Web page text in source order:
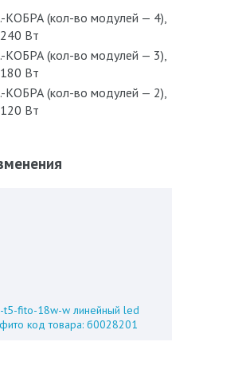
(кол-во модулей — 4),
Вт
(кол-во модулей — 3),
Вт
(кол-во модулей — 2),
Вт
fito-18w-w линейный led
фито код товара: б0028201